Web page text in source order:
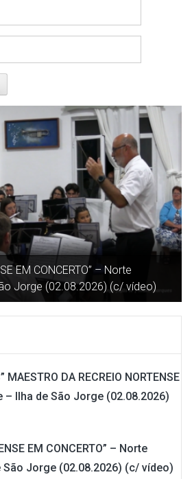
vídeo)
Ago
2026
”DESGARRADA” –
Beira / Velas – Ilha
MAESTRO DA RECREIO NORTENSE
– Ilha de São Jorge (02.08.2026)
EM CONCERTO” – Norte
São Jorge (02.08.2026) (c/ vídeo)